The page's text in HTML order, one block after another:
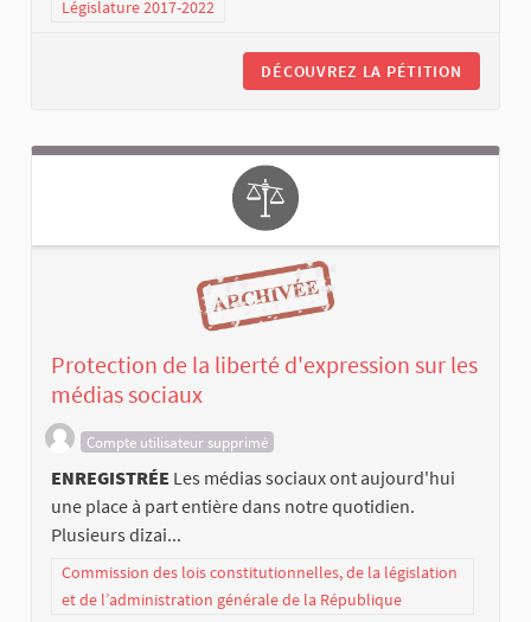
Législature 2017-2022
DÉCOUVREZ LA PÉTITION
Protection de la liberté d'expression sur les
médias sociaux
Compte utilisateur supprimé
ENREGISTRÉE Les médias sociaux ont aujourd'hui
une place à part entière dans notre quotidien.
Plusieurs dizai...
Commission des lois constitutionnelles, de la législation
et de l’administration générale de la République